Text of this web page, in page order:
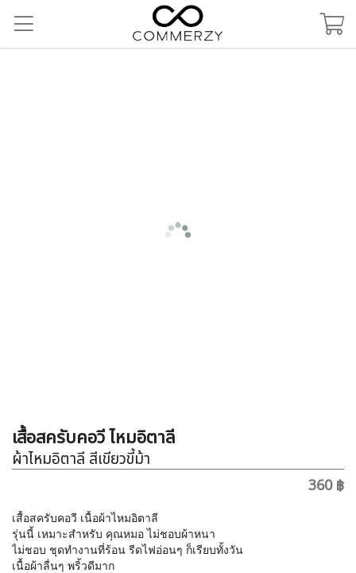
เสื้อสครับคอวี ไหมอิตาลี
ผ้าไหมอิตาลี สีเขียวขี้ม้า
360 ฿
เสื้อสครับคอวี เนื้อผ้าไหมอิตาลี
รุ่นนี้ เหมาะสำหรับ คุณหมอ ไม่ชอบผ้าหนา
ไม่ชอบ ชุดทำงานที่ร้อน รีดไฟอ่อนๆ ก็เรียบทั้งวัน
เนื้อผ้าลื่นๆ พริ้วดีมาก